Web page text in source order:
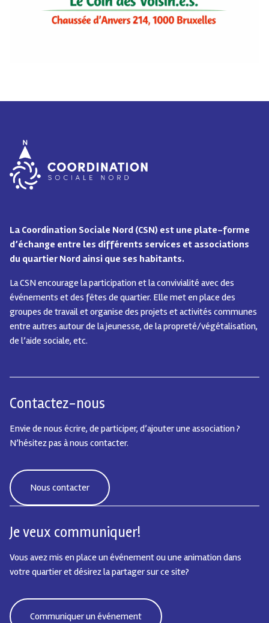
La Coordination Sociale Nord (CSN) est une plate-forme
d’échange entre les différents services et associations
du quartier Nord ainsi que ses habitants.
La CSN encourage la participation et la convivialité avec des
événements et des fêtes de quartier. Elle met en place des
groupes de travail et organise des projets et activités communes
entre autres autour de la jeunesse, de la propreté/végétalisation,
de l’aide sociale, etc.
Contactez-nous
Envie de nous écrire, de participer, d’ajouter une association ?
N’hésitez pas à nous contacter.
Nous contacter
Je veux communiquer!
Vous avez mis en place un événement ou une animation dans
votre quartier et désirez la partager sur ce site?
Communiquer un événement